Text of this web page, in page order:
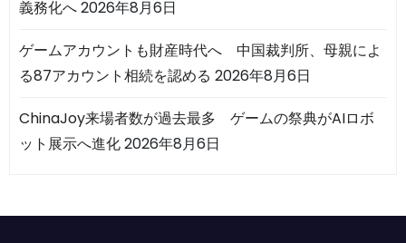
義務化へ2026年8月6日
ゲームアカウントも財産時代へ 中国裁判所、母親によ
る87アカウント相続を認める 2026年8月6日
ChinaJoy来場者数が過去最多 ゲームの祭典がAIロボ
ット展示へ進化2026年8月6日